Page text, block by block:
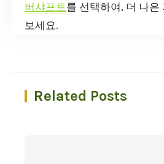
버샤프트 를 선택하여, 더 나은
보세요.
Related Posts